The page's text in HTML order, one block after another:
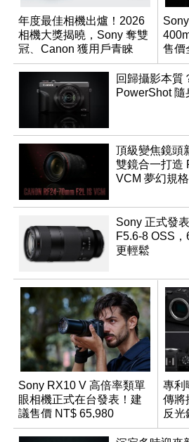
年度最佳相機出爐！2026
相機大獎揭曉，Sony 奪雙
冠、Canon 獲用戶青睞
售價
回歸攝影本質
PowerShot
頂級變焦鏡頭
雙鏡合一打造
VCM 夢幻規格
Sony 正式發
F5.6-8 OSS
更輕鬆
Sony RX10 V 高倍率類單
眼相機正式在台發表！建
議售價 NT$ 65,980
專利
傳將
反光